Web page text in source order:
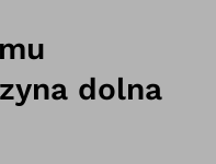
dolna